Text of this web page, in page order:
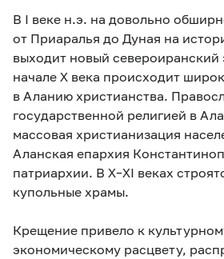
В I веке н.э. на довольно
от Приаралья до Дуная на
выходит новый североиранский
начале X века происходит
в Аланию христианства.
государственной религией в
массовая христианизация
Аланская епархия
патриархии. В X–XI веках
купольные храмы.
Крещение привело к
экономическому расцвету,